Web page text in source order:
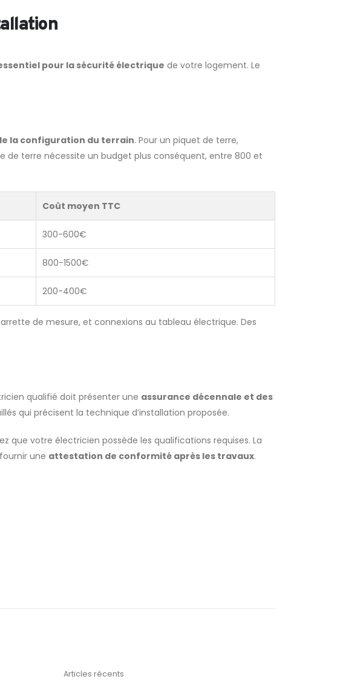
pour la sécurité électrique de votre logement. Le
la configuration du terrain. Pour un piquet de terre,
de terre nécessite un budget plus conséquent, entre 800 et
Coût moyen TTC
300-600€
800-1500€
200-400€
de mesure, et connexions au tableau électrique. Des
qualifié doit présenter une assurance décennale et des
qui précisent la technique d’installation proposée.
que votre électricien possède les qualifications requises. La
une attestation de conformité après les travaux.
Articles récents